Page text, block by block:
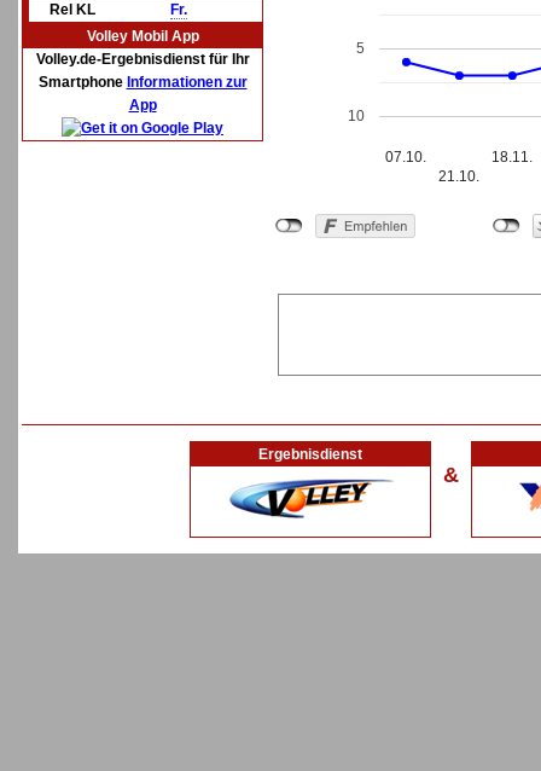
Rel KL
Fr.
Volley Mobil App
Volley.de-Ergebnisdienst für Ihr
Smartphone Informationen zur
App
07.10.
21.10.
18.11.
5
10
Ergebnisdienst
&